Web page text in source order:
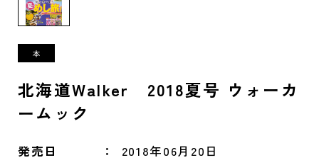
北海道Walker 2018夏号 ウォーカ
ームック
発売日 2018年06月20日